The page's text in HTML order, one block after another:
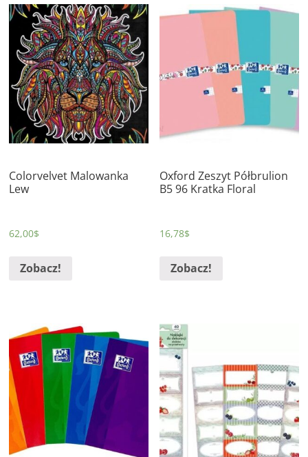
Colorvelvet Malowanka
Lew
62,00$
Zobacz!
Oxford Zeszyt Półbrulion
B5 96 Kratka Floral
16,78$
Zobacz!